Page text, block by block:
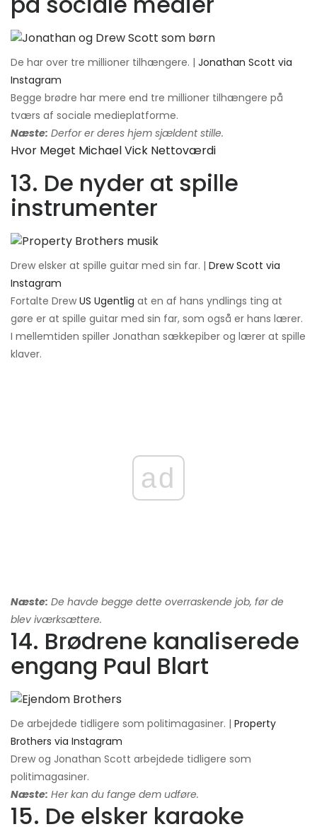
De har over tre millioner tilhængere. | Jonathan Scott via
Instagram
Begge brødre har mere end tre millioner tilhængere på
tværs af sociale medieplatforme.
Næste: Derfor er deres hjem sjældent stille.
Hvor Meget Michael Vick Nettoværdi
13. De nyder at spille
instrumenter
Drew elsker at spille guitar med sin far. | Drew Scott via
Instagram
Fortalte Drew US Ugentlig at en af ​​hans yndlings ting at
gøre er at spille guitar med sin far, som også er hans lærer.
I mellemtiden spiller Jonathan sækkepiber og lærer at spille
klaver.
ad
Næste: De havde begge dette overraskende job, før de
blev iværksættere.
14. Brødrene kanaliserede
engang Paul Blart
De arbejdede tidligere som politimagasiner. | Property
Brothers via Instagram
Drew og Jonathan Scott arbejdede tidligere som
politimagasiner.
Næste: Her kan du fange dem udføre.
15. De elsker karaoke